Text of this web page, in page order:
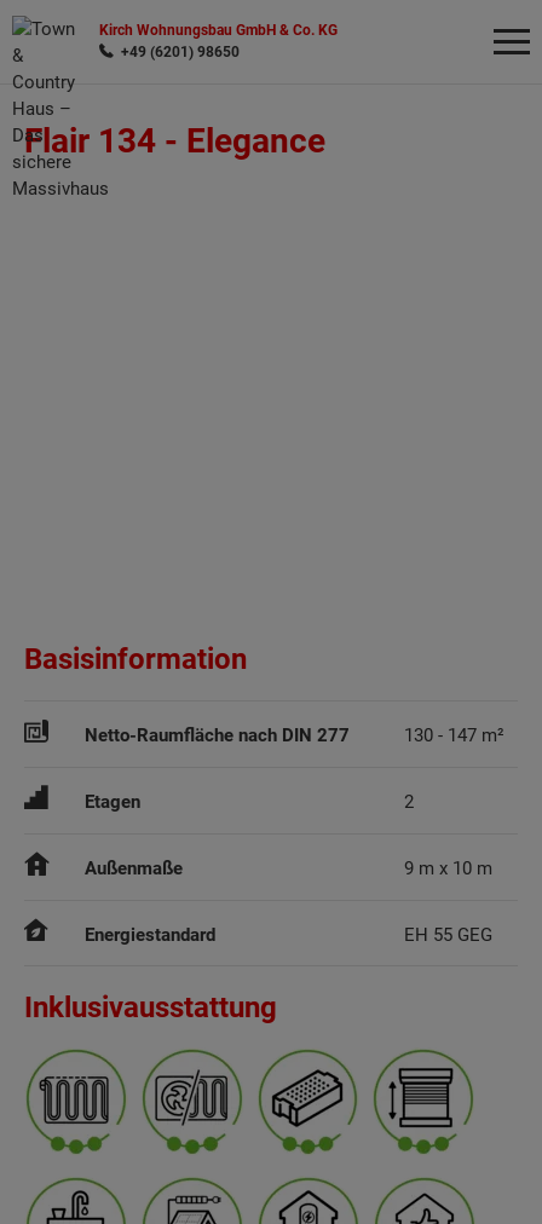
Kirch Wohnungsbau GmbH & Co. KG
+49 (6201) 98650
Flair 134 - Elegance
Basisinformation
Netto-Raumfläche nach DIN 277 130 - 147 m²
Etagen 2
Außenmaße 9 m x 10 m
Energiestandard EH 55 GEG
Inklusivausstattung
Wonach möchten Sie suchen?